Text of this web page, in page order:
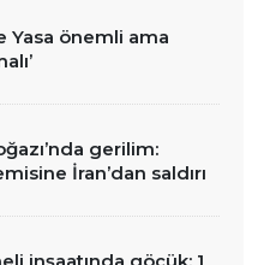
Yasa önemli ama
gerilim:
İran’dan saldırı